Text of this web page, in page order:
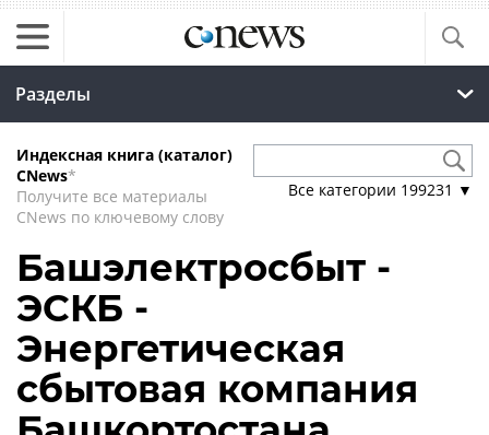
Разделы
Индексная книга (каталог)
CNews*
Получите все материалы
CNews по ключевому слову
Все категории 199231 ▼
Башэлектросбыт -
ЭСКБ -
Энергетическая
сбытовая компания